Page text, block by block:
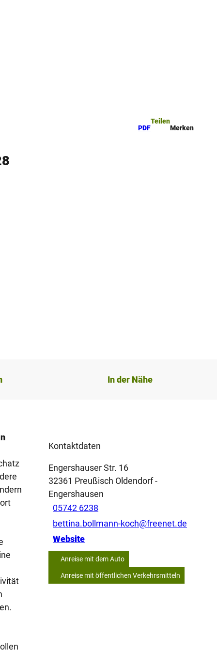
PDF
Teilen
Merken
In der Nähe
Kontaktdaten
Engershauser Str. 16
32361 Preußisch Oldendorf-
Engershausen
05742 6238
bettina.bollmann-koch@freenet.de
Website
Anreise mit dem Auto
Anreise mit öffentlichen Verkehrsmitteln